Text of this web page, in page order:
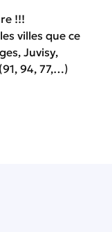
!!!
villes que ce
Juvisy,
94, 77,…)